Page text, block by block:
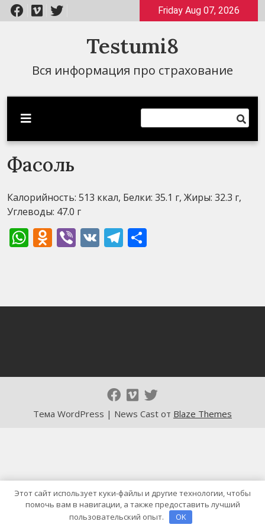
Перейти
к
Friday Aug 07, 2026
Testumi8
Вся информация про страхование
Фасоль
Калорийность: 513 ккал, Белки: 35.1 г, Жиры: 32.3 г,
Углеводы: 47.0 г
WhatsApp
Odnoklassniki
Viber
VK Telegram
Тема WordPress | News Cast от Blaze Themes
Этот сайт использует куки-файлы и другие технологии, чтобы
помочь вам в навигации, а также предоставить лучший
пользовательский опыт.
OK